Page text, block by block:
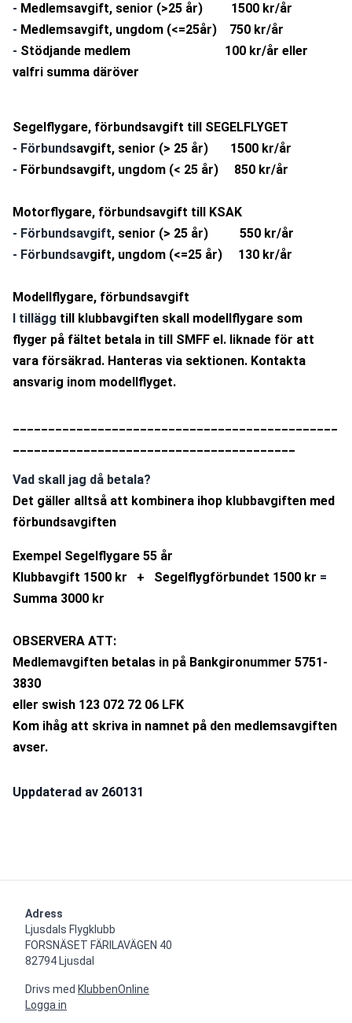
- Medlemsavgift, senior (>25 år)         1500 kr/år
- Medlemsavgift, ungdom (<=25år)    750 kr/år
- Stödjande medlem                              100 kr/år eller
valfri summa däröver
Segelflygare, förbundsavgift till SEGELFLYGET
- Förbundsavgift, senior (> 25 år)       1500 kr/år
- Förbundsavgift, ungdom (< 25 år)     850 kr/år
Motorflygare, förbundsavgift till KSAK
- Förbundsavgift, senior (> 25 år)          550 kr/år
- Förbundsavgift, ungdom (<=25 år)     130 kr/år
Modellflygare, förbundsavgift
I tillägg till klubbavgiften skall modellflygare som
flyger på fältet betala in till SMFF el. liknade för att
vara försäkrad. Hanteras via sektionen. Kontakta
ansvarig inom modellflyget.
Vad skall jag då betala?
Det gäller alltså att kombinera ihop klubbavgiften med
förbundsavgiften
Exempel Segelflygare 55 år
Klubbavgift 1500 kr   +   Segelflygförbundet 1500 kr
Summa 3000 kr
OBSERVERA ATT:
Medlemavgiften betalas in på Bankgironummer 5751-
3830
eller swish 123 072 72 06 LFK
Kom ihåg att skriva in namnet på den medlemsavgiften
avser.
Uppdaterad av 260131
Adress
Ljusdals Flygklubb
FORSNÄSET FÄRILAVÄGEN 40
82794 Ljusdal
Drivs med KlubbenOnline
Logga in